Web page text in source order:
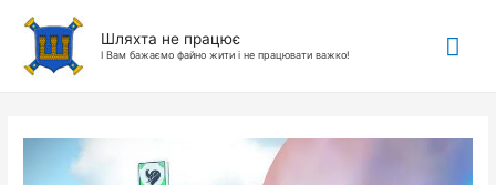
Шляхта не працює
І Вам бажаємо файно жити і не працювати важко!